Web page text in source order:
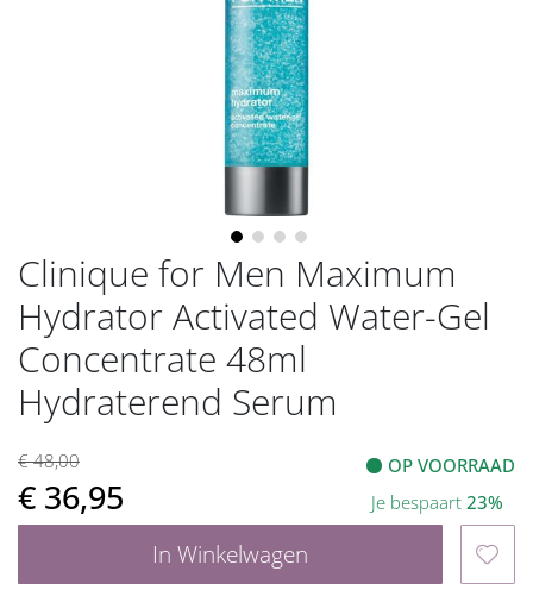
Clinique for Men Maximum
Hydrator Activated Water-Gel
Concentrate 48ml
Hydraterend Serum
€ 48,00
€ 36,95
OP VOORRAAD
Je bespaart 23%
In Winkelwagen
Ga
naar
het
begin
van
de
afbeeldingen-